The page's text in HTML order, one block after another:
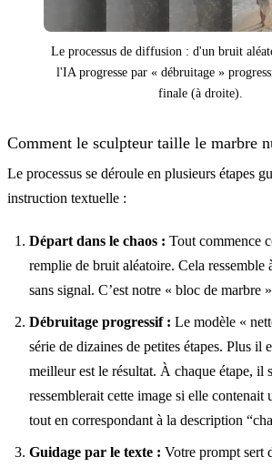
Le processus de diffusion : d'un bruit
l'IA progresse par « débruitage »
finale (à droite).
Comment le sculpteur taille le marbre
Le processus se déroule en plusieurs étapes
instruction textuelle :
Départ dans le chaos : Tout commence
remplie de bruit aléatoire. Cela ressemble
sans signal. C’est notre « bloc de marbre
Débruitage progressif : Le modèle «
série de dizaines de petites étapes. Plus il
meilleur est le résultat. À chaque étape, il
ressemblerait cette image si elle contenait
tout en correspondant à la description
Guidage par le texte : Votre prompt sert